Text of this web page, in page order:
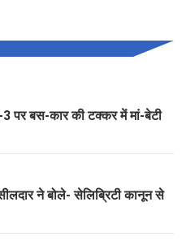
पर बस-कार की टक्कर में मां-बेटी
ने बोले- सेलिब्रिटी कानून से